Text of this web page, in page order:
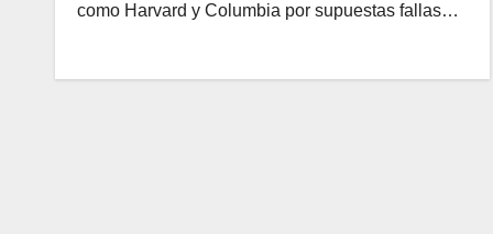
como Harvard y Columbia por supuestas fallas…